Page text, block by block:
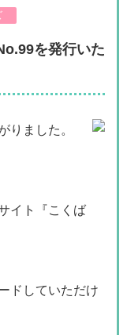
を発行いた
りました。
イト『こくば
ドしていただけ